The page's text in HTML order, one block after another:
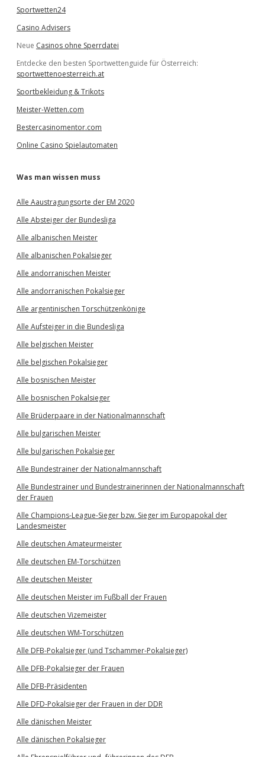
Sportwetten24
Casino Advisers
Neue Casinos ohne Sperrdatei
Entdecke den besten Sportwettenguide für Österreich:
sportwettenoesterreich.at
Sportbekleidung & Trikots
Meister-Wetten.com
Bestercasinomentor.com
Online Casino Spielautomaten
Was man wissen muss
Alle Aaustragungsorte der EM 2020
Alle Absteiger der Bundesliga
Alle albanischen Meister
Alle albanischen Pokalsieger
Alle andorranischen Meister
Alle andorranischen Pokalsieger
Alle argentinischen Torschützenkönige
Alle Aufsteiger in die Bundesliga
Alle belgischen Meister
Alle belgischen Pokalsieger
Alle bosnischen Meister
Alle bosnischen Pokalsieger
Alle Brüderpaare in der Nationalmannschaft
Alle bulgarischen Meister
Alle bulgarischen Pokalsieger
Alle Bundestrainer der Nationalmannschaft
Alle Bundestrainer und Bundestrainerinnen der Nationalmannschaft
der Frauen
Alle Champions-League-Sieger bzw. Sieger im Europapokal der
Landesmeister
Alle deutschen Amateurmeister
Alle deutschen EM-Torschützen
Alle deutschen Meister
Alle deutschen Meister im Fußball der Frauen
Alle deutschen Vizemeister
Alle deutschen WM-Torschützen
Alle DFB-Pokalsieger (und Tschammer-Pokalsieger)
Alle DFB-Pokalsieger der Frauen
Alle DFB-Präsidenten
Alle DFD-Pokalsieger der Frauen in der DDR
Alle dänischen Meister
Alle dänischen Pokalsieger